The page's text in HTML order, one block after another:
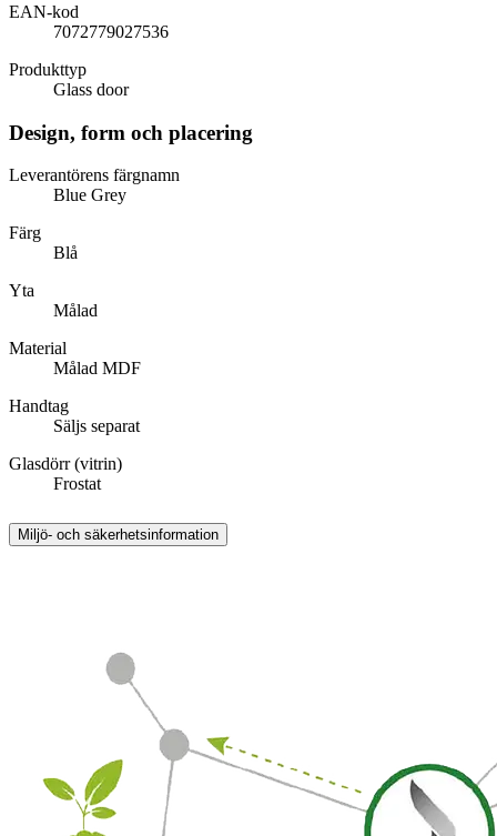
EAN-kod
7072779027536
Produkttyp
Glass door
Design, form och placering
Leverantörens färgnamn
Blue Grey
Färg
Blå
Yta
Målad
Material
Målad MDF
Handtag
Säljs separat
Glasdörr (vitrin)
Frostat
Miljö- och säkerhetsinformation